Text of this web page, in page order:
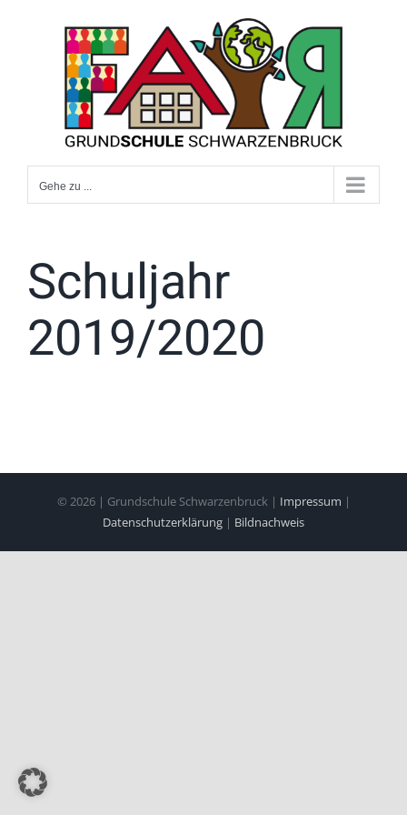
Gehe zu ...
Schuljahr
2019/2020
© 2026 | Grundschule Schwarzenbruck | Impressum |
Datenschutzerklärung | Bildnachweis